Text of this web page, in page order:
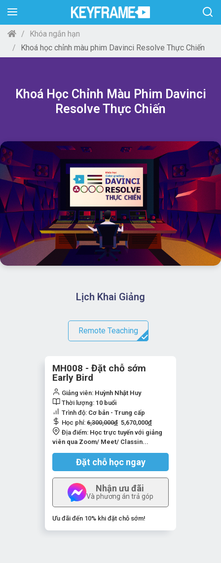
Khóa ngắn hạn
Khoá học chỉnh màu phim Davinci Resolve Thực Chiến
Khoá Học Chỉnh Màu Phim Davinci
Resolve Thực Chiến
Lịch Khai Giảng
Remote Teaching
MH008 - Đặt chỗ sớm
Early Bird
Giảng viên: Huỳnh Nhật Huy
Thời lượng: 10 buổi
Trình độ: Cơ bản - Trung cấp
Học phí: 6,300,000đ 5,670,000đ
Địa điểm: Học trực tuyến với giảng
viên qua Zoom/ Meet/ Classin...
Đặt chỗ học ngay
Nhận ưu đãi
Và phương án trả góp
Ưu đãi đến 10% khi đặt chỗ sớm!